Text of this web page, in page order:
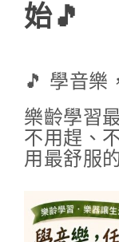
始🎵
🎵 學音樂
樂齡學習
不用趕、
用最舒服